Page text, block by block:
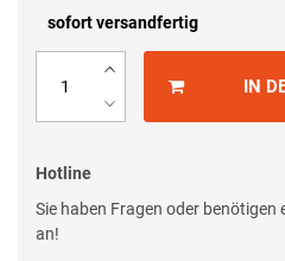
sofort versandfertig
IN
Hotline
Sie haben Fragen oder benötigen
an!